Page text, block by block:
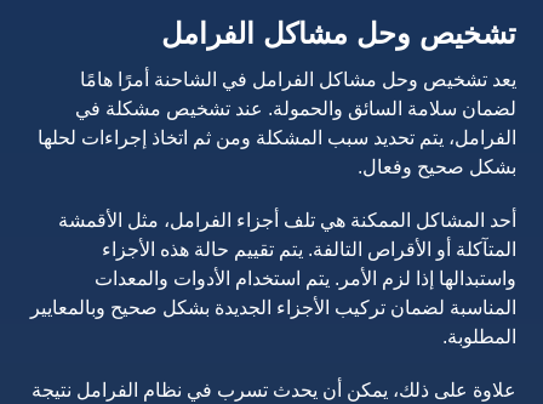
تشخيص وحل مشاكل الفرامل
يعد تشخيص وحل مشاكل الفرامل في الشاحنة أمرًا هامًا
لضمان سلامة السائق والحمولة. عند تشخيص مشكلة في
الفرامل، يتم تحديد سبب المشكلة ومن ثم اتخاذ إجراءات لحلها
بشكل صحيح وفعال.
أحد المشاكل الممكنة هي تلف أجزاء الفرامل، مثل الأقمشة
المتآكلة أو الأقراص التالفة. يتم تقييم حالة هذه الأجزاء
واستبدالها إذا لزم الأمر. يتم استخدام الأدوات والمعدات
المناسبة لضمان تركيب الأجزاء الجديدة بشكل صحيح وبالمعايير
المطلوبة.
علاوة على ذلك، يمكن أن يحدث تسرب في نظام الفرامل نتيجة